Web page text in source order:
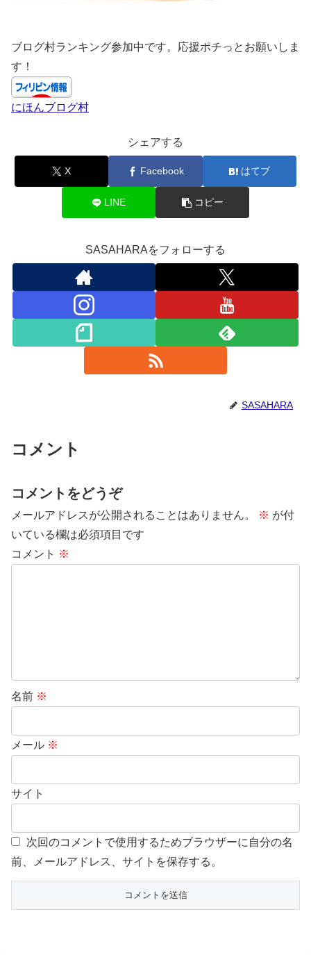
ブログ村ランキング参加中です。応援ポチっとお願いしま
す！
にほんブログ村
シェアする
X Facebook はてブ
LINE コピー
SASAHARAをフォローする
SASAHARA
コメント
コメントをどうぞ
メールアドレスが公開されることはありません。 ※ が付
いている欄は必須項目です
コメント ※
名前 ※
メール ※
サイト
次回のコメントで使用するためブラウザーに自分の名
前、メールアドレス、サイトを保存する。